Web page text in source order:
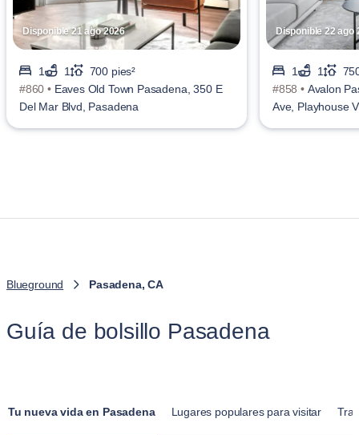
Disponible 21 ago 2026
1 1
700 pies²
#860 • Eaves Old Town Pasadena, 350 E
Del Mar Blvd, Pasadena
Disponible 22 ago
1 1
#858 • Avalon
Ave, Playhouse
Blueground Pasadena, CA
Guía de bolsillo Pasadena
Tu nueva vida en Pasadena Lugares populares para visitar